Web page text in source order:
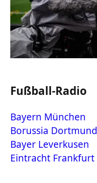
Fußball-Radio
Bayern München
Borussia Dortmund
Bayer Leverkusen
Eintracht Frankfurt